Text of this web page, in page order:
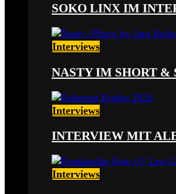
SOKO LINX IM
Interviews
NASTY IM SHORT &
Interviews
INTERVIEW MIT
Interviews